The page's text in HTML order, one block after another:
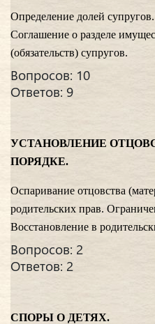
Определение долей
Соглашение о разделе
(обязательств) супругов.
Вопросов: 10
Ответов: 9
УСТАНОВЛЕНИЕ
ПОРЯДКЕ.
Оспаривание отцовства
родительских прав.
Восстановление в
Вопросов: 2
Ответов: 2
СПОРЫ О ДЕТЯХ.